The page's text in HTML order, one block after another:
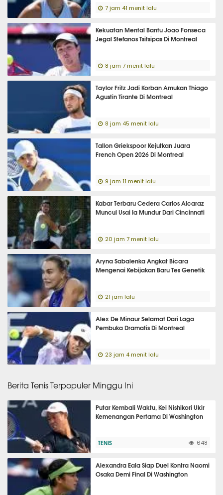
7 jam 41 menit lalu
Kekuatan Mental Bantu Joao Fonseca
Jegal Stefanos Tsitsipas Di Montreal
8 jam 7 menit lalu
Taylor Fritz Jadi Korban Amukan Thiago
Agustin Tirante Di Montreal
8 jam 45 menit lalu
Tallon Griekspoor Kejutkan Juara
French Open 2026 Di Montreal
9 jam 11 menit lalu
Kabar Terbaru Cedera Carlos Alcaraz
Muncul Usai Ia Mundur Dari Cincinnati
20 jam 7 menit lalu
Aryna Sabalenka Angkat Bicara
Mengenai Kebijakan Baru Tes Genetik
21 jam lalu
Alex De Minaur Selamat Dari Laga
Pembuka Dramatis Di Montreal
23 jam 4 menit lalu
Berita Tenis Terpopuler Minggu Ini
Putar Kembali Waktu, Kei Nishikori Ukir
Kemenangan Pertama Di Washington
TENIS 648
Alexandra Eala Siap Duel Kontra Naomi
Osaka Demi Final Di Washington